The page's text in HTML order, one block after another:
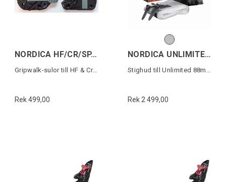
NORDICA HF/CR/SP.J GRIPWALK SOLES Svart
Gripwalk-sulor till HF & Cruise (1 par)
Rek 499,00
NORDICA UNLIMITED 88 SKIN
Stighud till Unlimited 88mm skidor
Rek 2 499,00